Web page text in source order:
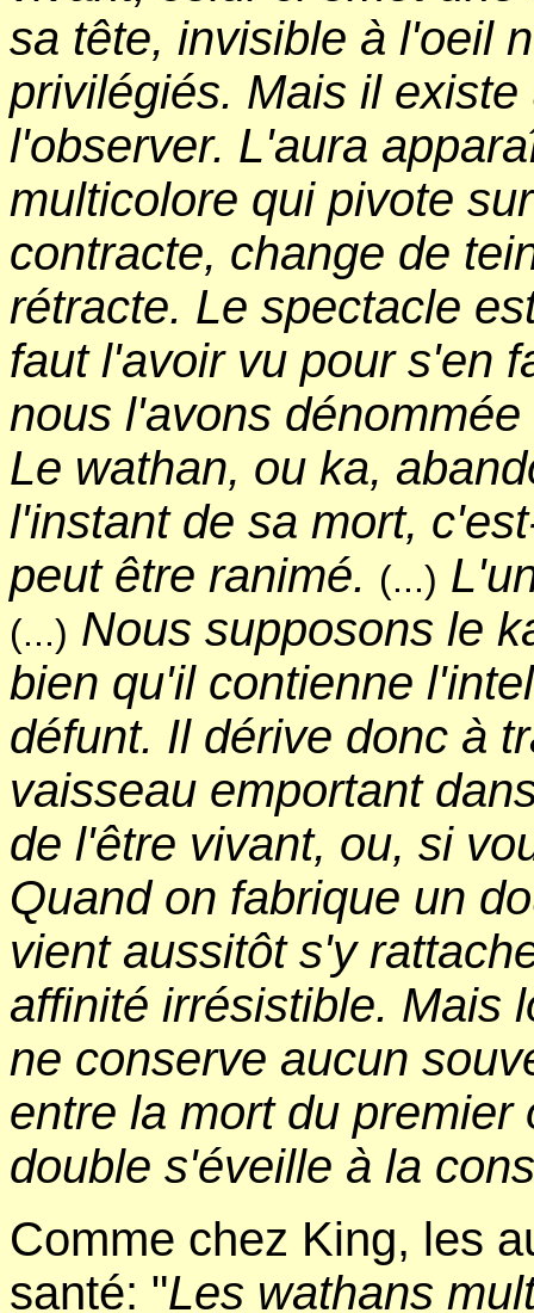
sa tête, invisible à l'oeil
privilégiés. Mais il
l'observer. L'aura
multicolore qui pivote
contracte, change de
rétracte. Le spectacle
faut l'avoir vu pour s'en
nous l'avons
Le wathan, ou ka,
l'instant de sa mort,
peut être ranimé. (...)
(...) Nous supposons le
bien qu'il contienne
défunt. Il dérive donc à
vaisseau emportant
de l'être vivant, ou, si
Quand on fabrique un
vient aussitôt s'y
affinité irrésistible. Mais
ne conserve aucun
entre la mort du
double s'éveille à la
Comme chez King, les
santé: "Les wathans